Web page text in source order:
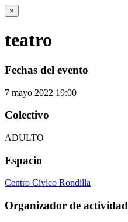
×
teatro
Fechas del evento
7 mayo 2022 19:00
Colectivo
ADULTO
Espacio
Centro Cívico Rondilla
Organizador de actividad